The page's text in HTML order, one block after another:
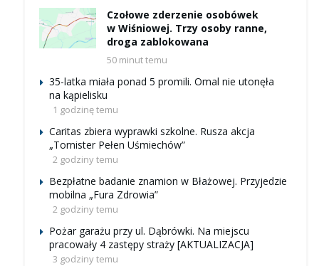
Czołowe zderzenie osobówek
w Wiśniowej. Trzy osoby ranne,
droga zablokowana
50 minut temu
35-latka miała ponad 5 promili. Omal nie utonęła
na kąpielisku
1 godzinę temu
Caritas zbiera wyprawki szkolne. Rusza akcja
„Tornister Pełen Uśmiechów”
2 godziny temu
Bezpłatne badanie znamion w Błażowej. Przyjedzie
mobilna „Fura Zdrowia”
2 godziny temu
Pożar garażu przy ul. Dąbrówki. Na miejscu
pracowały 4 zastępy straży [AKTUALIZACJA]
3 godziny temu